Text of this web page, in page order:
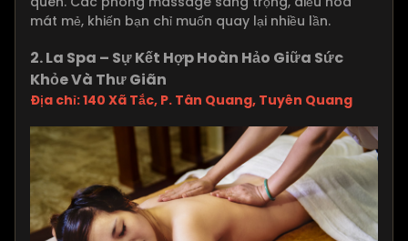
mát mẻ, khiến bạn chỉ muốn quay lại nhiều lần.
2. La Spa – Sự Kết Hợp Hoàn Hảo Giữa Sức
Khỏe Và Thư Giãn
Địa chỉ: 140 Xã Tắc, P. Tân Quang, Tuyên Quang